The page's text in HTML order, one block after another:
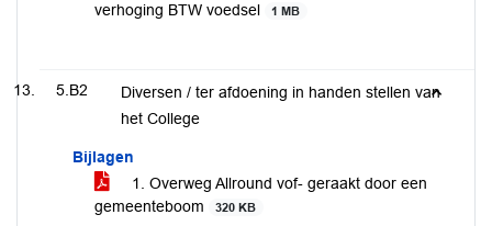
verhoging BTW voedsel
1 MB
5.B2
Diversen / ter afdoening in handen stellen van
het College
Bijlagen
1. Overweg Allround vof- geraakt door een
gemeenteboom
320 KB